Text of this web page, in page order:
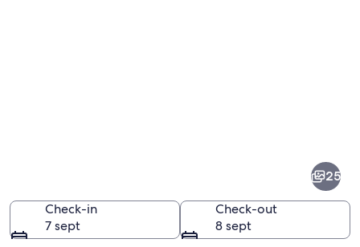
25
Check-in
7 sept
Check-out
8 sept